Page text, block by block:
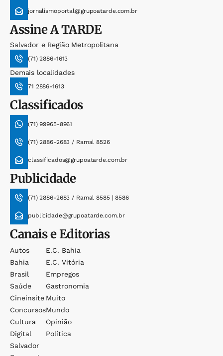
jornalismoportal@grupoatarde.com.br
AssineA TARDE
Salvador e Região Metropolitana
(71) 2886-1613
Demais localidades
71 2886-1613
Classificados
(71) 99965-8961
(71) 2886-2683 / Ramal 8526
classificados@grupoatarde.com.br
Publicidade
(71) 2886-2683 / Ramal 8585 | 8586
publicidade@grupoatarde.com.br
Canais e Editorias
Autos
Bahia
Brasil
Saúde
Cineinsite
Concursos
Cultura
Digital
Salvador
E.c. Bahia
E.c. Vitória
Empregos
Gastronomia
Muito
Mundo
Opinião
Política